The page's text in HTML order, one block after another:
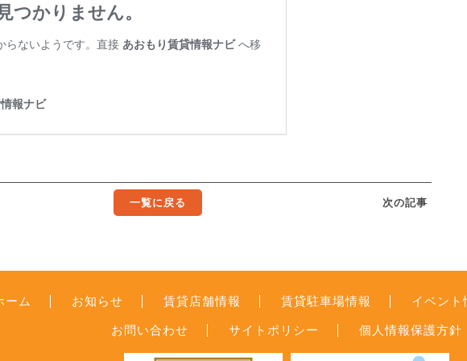
一覧に戻る 次の記事
ーム お知らせ 賃貸店舗情報 賃貸駐車場情報 イベント
お問い合わせ サイトポリシー 個人情報保護方針